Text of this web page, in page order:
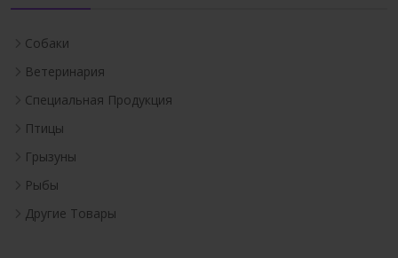
Собаки
Ветеринария
Специальная Продукция
Птицы
Грызуны
Рыбы
Другие Товары